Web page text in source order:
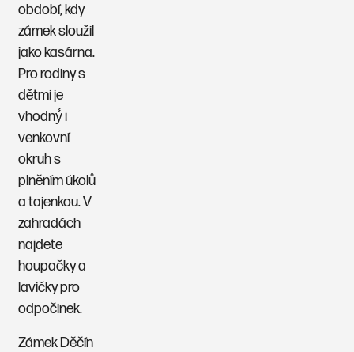
období, kdy
zámek sloužil
jako kasárna.
Pro rodiny s
dětmi je
vhodný́ i
venkovní
okruh s
plněním úkolů
a tajenkou. V
zahradách
najdete
houpačky a
lavičky pro
odpočinek.
Zámek Děčín